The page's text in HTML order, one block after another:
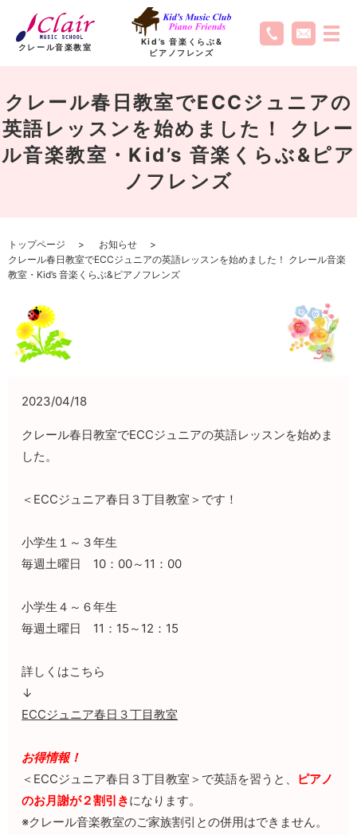
クレール音楽教室
Kid’s 音楽くらぶ&
ピアノフレンズ
クレール春日教室でECCジュニアの
英語レッスンを始めました！ クレー
ル音楽教室・Kid’s 音楽くらぶ&ピア
ノフレンズ
トップページ
お知らせ
クレール春日教室でECCジュニアの英語レッスンを始めました！ クレール音楽
教室・Kid’s 音楽くらぶ&ピアノフレンズ
2023/04/18
クレール春日教室でECCジュニアの英語レッスンを始めま
した。
＜ECCジュニア春日３丁目教室＞です！
小学生１～３年生
毎週土曜日 10：00～11：00
小学生４～６年生
毎週土曜日 11：15～12：15
詳しくはこちら
↓
ECCジュニア春日３丁目教室
お得情報！
＜ECCジュニア春日３丁目教室＞で英語を習うと、 ピアノ
のお月謝が２割引きになります。
※クレール音楽教室のご家族割引との併用はできません。